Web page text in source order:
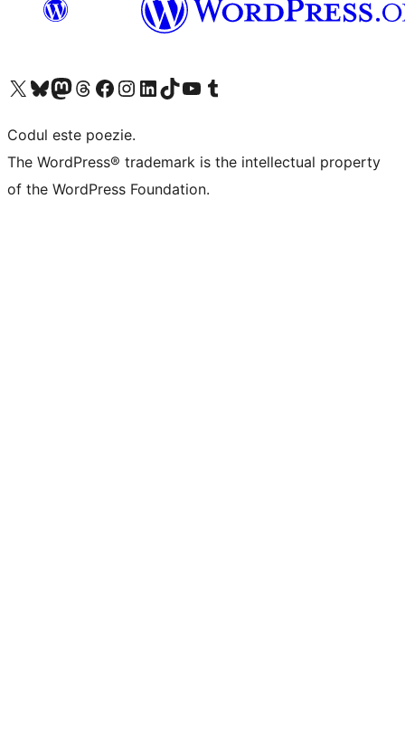
Mergi la contul nostru X (fost Twitter)
Vizitează contul nostru Bluesky
Vizitează contul nostru Mastodon
Vizitează contul nostru Threads
Vizitează pagina noastră Facebook
Vizitează-ne pe Instagram
Vizitează-ne pe LinkedIn
Vizitează contul nostru TikTok
Vizitează canalul nostru YouTube
Vizitează contul nostru Tumblr
Codul este poezie.
The WordPress® trademark is the intellectual property
of the WordPress Foundation.